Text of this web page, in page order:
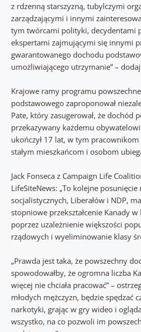
z rdzenną starszyzną, tubylczymi
zarządzającymi i innymi
tym twórcami polityki, decydentami
ekspertami zajmującymi się innymi
gwarantowanego dochodu
umożliwiającego utrzymanie” –
Krajowe ramy programu
podstawowego zaproponował
Pate, który zasugerował, że dochód
przekazywany każdemu
ukończył 17 lat, w tym
stałym mieszkańcom i osobom
Jack Fonseca z Campaign Life
LifeSiteNews: „To kolejne
socjalistycznych, Liberałów i NDP,
stopniowe przekształcenie Kanady
poprzez uzależnienie większości
rządowych i wyeliminowanie klasy
„Prawda jest taka, że ​​powszechny
spowodowałby, że ogromna liczba
więcej nie chciała pracować” –
młodych mężczyzn, będzie spędzać
narkotyki, grając w gry wideo i
wszystko, na co pozwoli im